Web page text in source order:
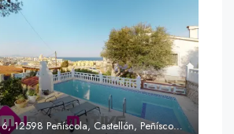
C. Guatemala, 6, 12598 Peñíscola, Castellón, Peñíscola, Communauté valencienne